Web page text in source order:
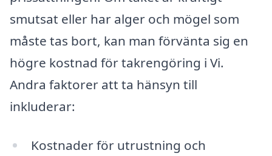
smutsat eller har alger och mögel som
måste tas bort, kan man förvänta sig en
högre kostnad för takrengöring i Vi.
Andra faktorer att ta hänsyn till
inkluderar:
Kostnader för utrustning och